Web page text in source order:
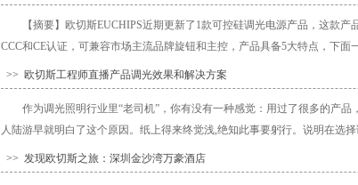
【摘要】欧切斯EUCHIPS近期更新了1款可控硅调光电源产品，这款产
CCC和CE认证，可兼容市场主流品牌旋钮和主控，产品具备5大特点，下面
>> 欧切斯工程师直播产品调光效果和解决方案
作为调光照明行业里“老司机”，你有没有一种感觉：用过了很多的产
人陆游早就明白了这个原因。纸上得来终觉浅,绝知此事要躬行。说明在选择
>> 发现欧切斯之旅：深圳金沙湾万豪酒店